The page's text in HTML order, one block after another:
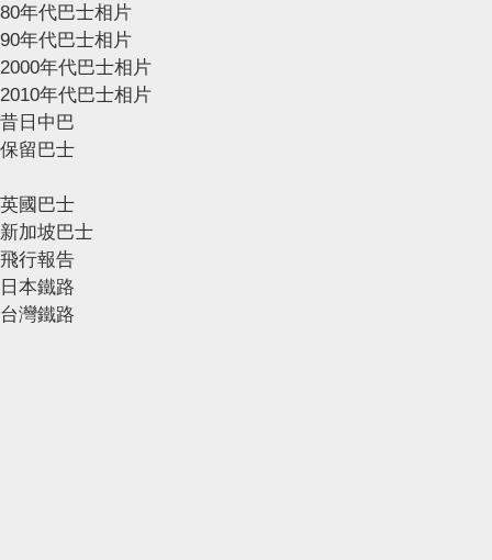
80年代巴士相片
90年代巴士相片
2000年代巴士相片
2010年代巴士相片
昔日中巴
保留巴士
英國巴士
新加坡巴士
飛行報告
日本鐵路
台灣鐵路